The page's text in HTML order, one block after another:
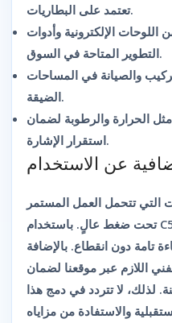
تعتمد على البطاريات.
الإلكترونية وأدوات
التطوير المتاحة في السوق.
والصيانة في المساحات
الضيقة.
الحرارة والرطوبة لضمان
استقرار الإشارة.
عن الاستخدام
التي تتحمل العمل المستمر
تحت ضغط عالٍ. باستخدام
تامة دون انقطاع. بالإضافة
اللازم عبر موقعنا لضمان
لا تتردد في دمج هذا
والاستفادة من مزاياه